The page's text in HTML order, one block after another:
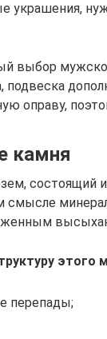
украшения,
выбор
подвеска
оправу,
камня
состоящий
смысле
этого
перепады;